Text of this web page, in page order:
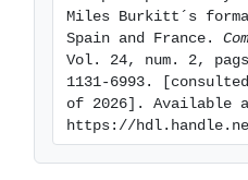
Miles Burkitt´s
Spain and France.
Vol. 24, num. 2,
1131-6993.
of 2026]. Available
https://